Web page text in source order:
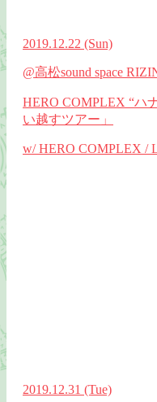
2019.12.22 (Sun)
@高松sound space
HERO COMPLEX “ハ
い越すツアー」
w/ HERO COMPLEX /
2019.12.31 (Tue)